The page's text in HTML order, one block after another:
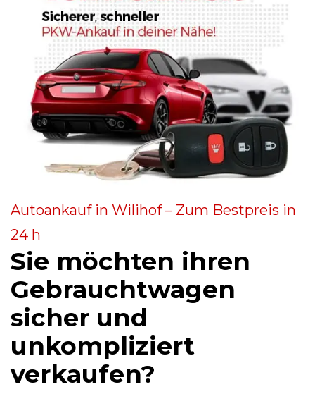
Autoankauf in Wilihof – Zum Bestpreis in
24 h
Sie möchten ihren
Gebrauchtwagen
sicher und
unkompliziert
verkaufen?